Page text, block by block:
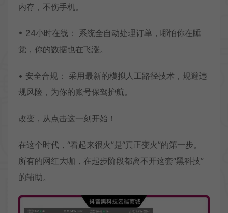
内存，不伤手机。
• 24小时在线： 系统全自动处理订单，哪怕你在睡
觉，你的数据也在飞涨。
• 安全合规： 采用最新的模拟人工路径技术，规避违
规风险，为你的账号保驾护航。
改变，从点击这一刻开始！
在这个时代，“看起来很火”是“真正变火”的第一步。
所有的网红大咖，在起步阶段都离不开这套“黑科技”
的辅助。